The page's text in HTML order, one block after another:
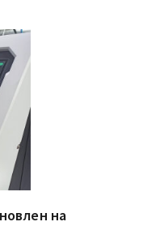
на